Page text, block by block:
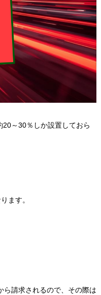
～30％しか設置しておら
ます。
請求されるので、その際は